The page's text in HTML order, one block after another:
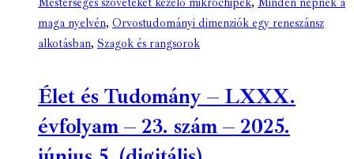
maga nyelvén, Orvostudományi dimenziók egy reneszánsz
alkotásban, Szagok és rangsorok
Élet és Tudomány – LXXX.
évfolyam – 23. szám – 2025.